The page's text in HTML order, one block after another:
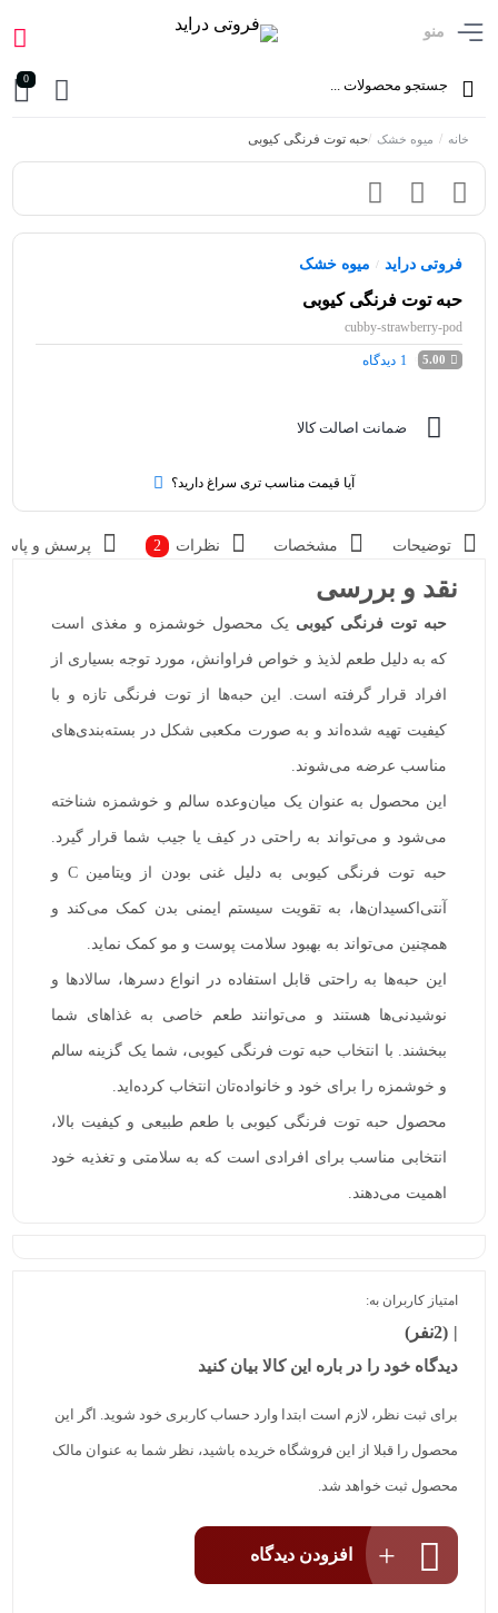
منو
0
خانه / میوه خشک /حبه توت فرنگی کیوبی
فروتی دراید / میوه خشک
حبه توت فرنگی کیوبی
cubby-strawberry-pod
5.00
1 دیدگاه
ضمانت اصالت کالا
آیا قیمت مناسب تری سراغ دارید؟
توضیحات مشخصات نظرات 2 پرسش و
نقد و بررسی
حبه توت فرنگی کیوبی یک محصول خوشمزه و مغذی است
که به دلیل طعم لذیذ و خواص فراوانش، مورد توجه بسیاری از
افراد قرار گرفته است. این حبه‌ها از توت فرنگی تازه و با
کیفیت تهیه شده‌اند و به صورت مکعبی شکل در بسته‌بندی‌های
مناسب عرضه می‌شوند.
این محصول به عنوان یک میان‌وعده سالم و خوشمزه شناخته
می‌شود و می‌تواند به راحتی در کیف یا جیب شما قرار گیرد.
حبه توت فرنگی کیوبی به دلیل غنی بودن از ویتامین C و
آنتی‌اکسیدان‌ها، به تقویت سیستم ایمنی بدن کمک می‌کند و
همچنین می‌تواند به بهبود سلامت پوست و مو کمک نماید.
این حبه‌ها به راحتی قابل استفاده در انواع دسرها، سالادها و
نوشیدنی‌ها هستند و می‌توانند طعم خاصی به غذاهای شما
ببخشند. با انتخاب حبه توت فرنگی کیوبی، شما یک گزینه سالم
و خوشمزه را برای خود و خانواده‌تان انتخاب کرده‌اید.
محصول حبه توت فرنگی کیوبی با طعم طبیعی و کیفیت بالا،
انتخابی مناسب برای افرادی است که به سلامتی و تغذیه خود
اهمیت می‌دهند.
امتیاز کاربران به:
(2نفر)
دیدگاه خود را در باره این کالا بیان کنید
برای ثبت نظر، لازم است ابتدا وارد حساب کاربری خود شوید. اگر این
محصول را قبلا از این فروشگاه خریده باشید، نظر شما به عنوان مالک
محصول ثبت خواهد شد.
افزودن دیدگاه